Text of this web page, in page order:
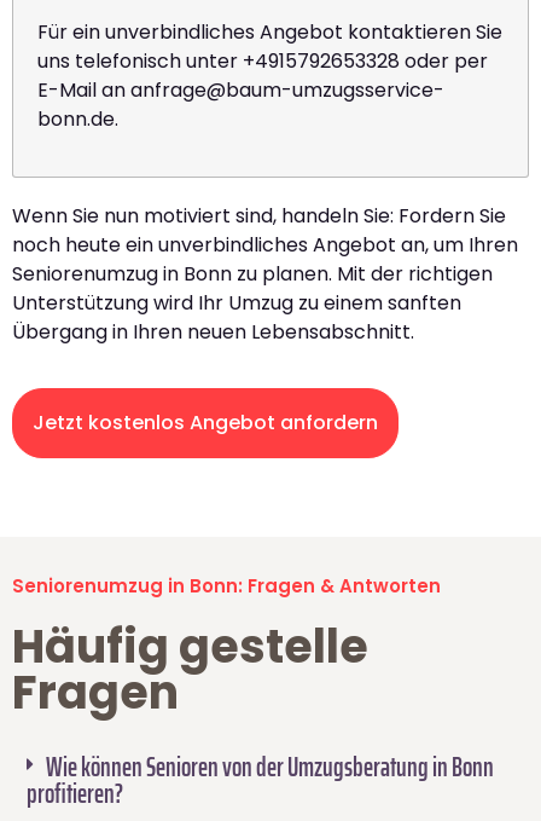
Für ein unverbindliches Angebot kontaktieren Sie
uns telefonisch unter +4915792653328 oder per
E-Mail ananfrage@baum-umzugsservice-
bonn.de.
Wenn Sie nun motiviert sind, handeln Sie: Fordern Sie
noch heute ein unverbindliches Angebot an, um Ihren
Seniorenumzug in Bonn zu planen. Mit der richtigen
Unterstützung wird Ihr Umzug zu einem sanften
Übergang in Ihren neuen Lebensabschnitt.
Jetzt kostenlos Angebot anfordern
Seniorenumzug in Bonn: Fragen & Antworten
Häufig gestelle
Fragen
Wie können Senioren von der Umzugsberatung in Bonn
profitieren?